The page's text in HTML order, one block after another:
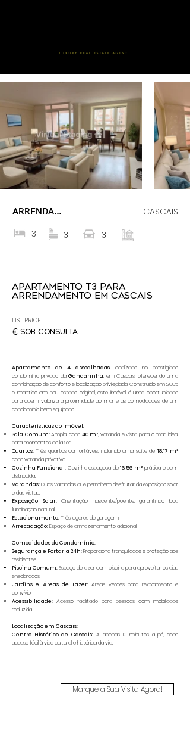
ARRENDADO CASCAIS
Apartamento T3 para
Arrendamento em Cascais
LIST PRICE
€ sob consulta
Apartamento de 4 assoalhadaslocalizado no prestigiado
condomínio privado daGandarinha, em Cascais, oferecendo uma
combinação de conforto e localização privilegiada. Construído em 2005
e mantido em seu estado original, este imóvel é uma oportunidade
para quem valoriza a proximidade ao mar e as comodidades de um
condomínio bem equipado.
Características do Imóvel:
Sala Comum:Ampla, com 40 m², varanda e vista para o mar, ideal
para momentos de lazer.
Quartos: Três quartos confortáveis, incluindo uma suíte de 18,17 m²
com varanda privativa.
Cozinha Funcional: Cozinha espaçosa de16,56 m², prática e bem
distribuída.
Varandas:Duas varandas que permitem desfrutar da exposição solar
e das vistas.
Exposição Solar:Orientação nascente/poente, garantindo boa
iluminação natural.
Estacionamento:Três lugares de garagem.
Arrecadação:Espaço de armazenamento adicional.
Comodidades do Condomínio:
Segurança e Portaria 24h:Proporciona tranquilidade e proteção aos
residentes.
Piscina Comum:Espaço de lazer com piscina para aproveitar os dias
ensolarados.
Jardins e Áreas de Lazer:Áreas verdes para relaxamento e
convívio.
Acessibilidade: Acesso facilitado para pessoas com mobilidade
reduzida.
Localização em Cascais:
Centro Histórico de Cascais: A apenas 10 minutos a pé, com
acesso fácil à vida cultural e histórica da vila.
3
3 3
Marque a Sua Visita Agora!